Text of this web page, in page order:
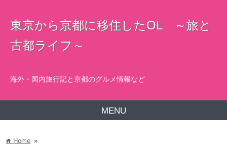
東京から京都に移住したOL ～旅と
古都ライフ～
海外・国内旅行記と京都のグルメ情報など
MENU
home Home »